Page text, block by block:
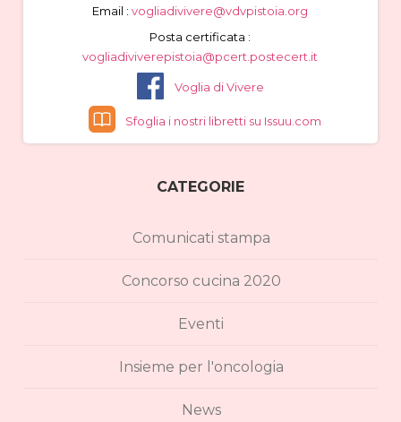
Email : vogliadivivere@vdvpistoia.org
Posta certificata :
vogliadiviverepistoia@pcert.postecert.it
Voglia di Vivere
Sfoglia i nostri libretti su Issuu.com
CATEGORIE
Comunicati stampa
Concorso cucina 2020
Eventi
Insieme per l'oncologia
News